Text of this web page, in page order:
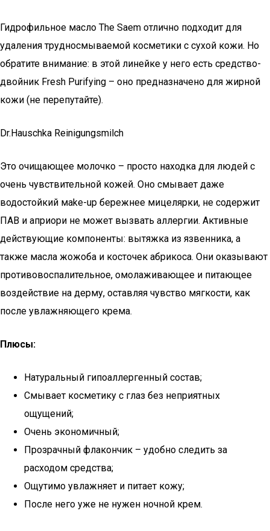
Гидрофильное масло The Saem отлично подходит для
удаления трудносмываемой косметики с сухой кожи. Но
обратите внимание: в этой линейке у него есть средство-
двойник Fresh Purifying – оно предназначено для жирной
кожи (не перепутайте).
Dr.Hauschka Reinigungsmilch
Это очищающее молочко – просто находка для людей с
очень чувствительной кожей. Оно смывает даже
водостойкий мake-up бережнее мицелярки, не содержит
ПАВ и априори не может вызвать аллергии. Активные
действующие компоненты: вытяжка из язвенника, а
также масла жожоба и косточек абрикоса. Они оказывают
противовоспалительное, омолаживающее и питающее
воздействие на дерму, оставляя чувство мягкости, как
после увлажняющего крема.
Плюсы:
Натуральный гипоаллергенный состав;
Смывает косметику с глаз без неприятных
ощущений;
Очень экономичный;
Прозрачный флакончик – удобно следить за
расходом средства;
Ощутимо увлажняет и питает кожу;
После него уже не нужен ночной крем.